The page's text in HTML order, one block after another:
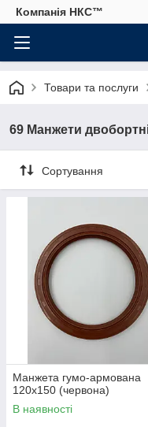
Компанія НКС™
Товари та послуги
69 Манжети
Сортування
Манжета гумо-армована
120х150 (червона)
В наявності